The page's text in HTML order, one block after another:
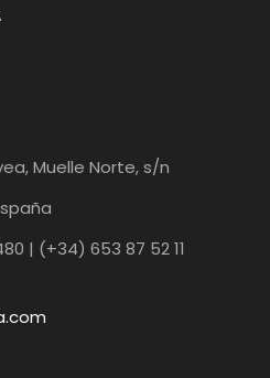
Muelle Norte, s/n
| (+34) 653 87 52 11